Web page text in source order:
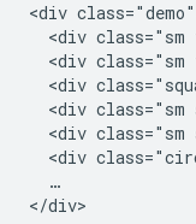
<div
<div class="sm
<div class="sm
<div
<div class="sm
<div class="sm
<div
  …